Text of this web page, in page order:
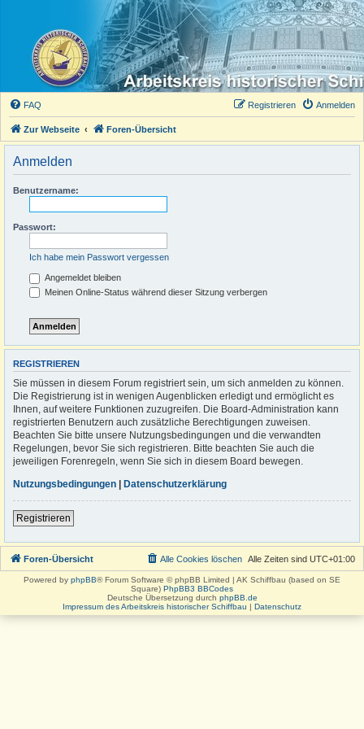
FAQ Anmelden
Registrieren
Zur Webseite Foren-Übersicht
Anmelden
Benutzername:
Passwort:
Ich habe mein Passwort vergessen
Angemeldet bleiben
Meinen Online-Status während dieser Sitzung verbergen
REGISTRIEREN
Sie müssen in diesem Forum registriert sein, um sich anmelden zu können.
Die Registrierung ist in wenigen Augenblicken erledigt und ermöglicht es
Ihnen, auf weitere Funktionen zuzugreifen. Die Board-Administration kann
registrierten Benutzern auch zusätzliche Berechtigungen zuweisen.
Beachten Sie bitte unsere Nutzungsbedingungen und die verwandten
Regelungen, bevor Sie sich registrieren. Bitte beachten Sie auch die
jeweiligen Forenregeln, wenn Sie sich in diesem Board bewegen.
Nutzungsbedingungen | Datenschutzerklärung
Registrieren
Foren-Übersicht Alle Zeiten sind UTC+01:00
Alle Cookies löschen
Powered by phpBB® Forum Software © phpBB Limited | AK Schiffbau (based on SE
Square) PhpBB3 BBCodes
Deutsche Übersetzung durch phpBB.de
Impressum des Arbeitskreis historischer Schiffbau | Datenschutz